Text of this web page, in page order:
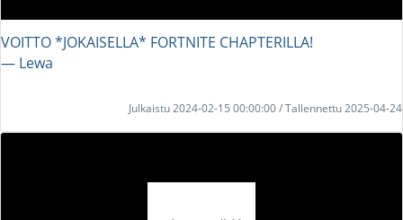
VOITTO *JOKAISELLA* FORTNITE CHAPTERILLA!
― Lewa
Julkaistu 2024-02-15 00:00:00 / Tallennettu 2025-04-24